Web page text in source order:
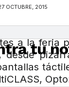
tu
OCTUBRE, 2015
a la feria
desde